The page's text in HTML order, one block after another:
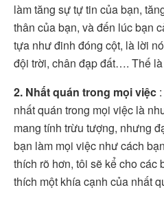
làm tăng sự tự tin của bạn,
thân của bạn, và đến lúc bạn
tựa như đinh đóng cột, là lời
đội trời, chân đạp đất…. Thế
2. Nhất quán trong mọi việc
nhất quán trong mọi việc là
mang tính trừu tượng, nhưng
bạn làm mọi việc như cách
thích rõ hơn, tôi sẽ kể cho các
thích một khía cạnh của nhất